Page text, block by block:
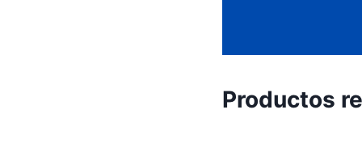
Productos